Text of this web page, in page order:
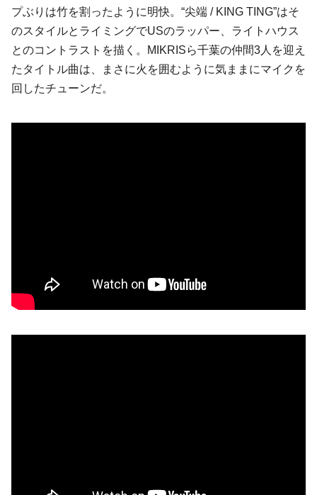
プぶりは竹を割ったように明快。“尖端 / KING TING”はそ
のスタイルとライミングでUSのラッパー、ライトハウス
とのコントラストを描く。MIKRISら千葉の仲間3人を迎え
たタイトル曲は、まさに火を囲むように気ままにマイクを
回したチューンだ。